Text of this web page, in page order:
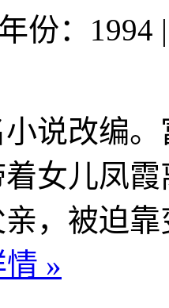
份：1994 |
说改编
女儿凤
，被迫
»